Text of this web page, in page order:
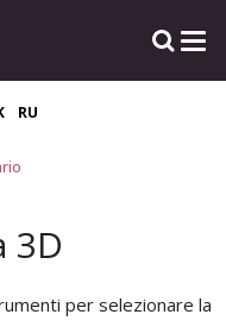
RU
3D
per selezionare la